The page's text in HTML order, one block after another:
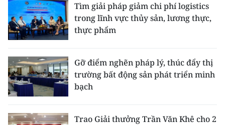
Tìm giải pháp giảm chi phí logistics
trong lĩnh vực thủy sản, lương thực,
thực phẩm
Gỡ điểm nghẽn pháp lý, thúc đẩy thị
trường bất động sản phát triển minh
bạch
Trao Giải thưởng Trần Văn Khê cho 2